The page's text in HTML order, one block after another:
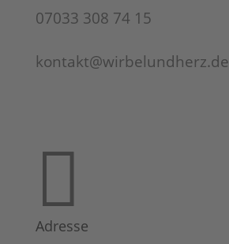
07033 308 74 15
kontakt@wirbelundherz.de

Adresse